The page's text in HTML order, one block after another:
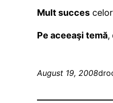
Mult succes
Pe aceeaşi temă,
August 19, 2008